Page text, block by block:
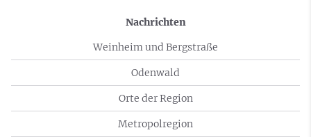
Nachrichten
Weinheim und Bergstraße
Odenwald
Orte der Region
Metropolregion